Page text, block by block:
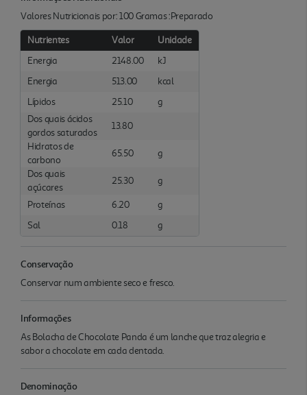
Valores Nutricionais por: 100 Gramas :Preparado
Nutrientes Valor
Unidade
Energia
2148.00
kJ
Energia
513.00
kcal
Lípidos
25.10
g
Dos quais ácidos
gordos saturados
13.80
Hidratos de
carbono
65.50
g
Dos quais
açúcares
25.30 g
Proteínas 6.20
g
Sal
0.18 g
Conservação
Conservar num ambiente seco e fresco.
Informações
As Bolacha de Chocolate Panda é um lanche que traz alegria e
sabor a chocolate em cada dentada.
Denominação